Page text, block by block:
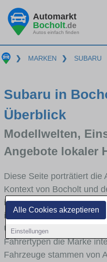
Alle Cookies akzeptieren
Einstellungen
Automarkt
Bocholt.de
Autos einfach finden
❯ MARKEN ❯ SUBARU
Subaru in
Überblick
Modellwelten,
Angebote lokaler
Diese Seite porträtiert die
Kontext von Bocholt und
in welchen
ist, welche Modellreihen
Umlandverkehr zu sehen
Fahrertypen die Marke
Fahrzeuge stammen von